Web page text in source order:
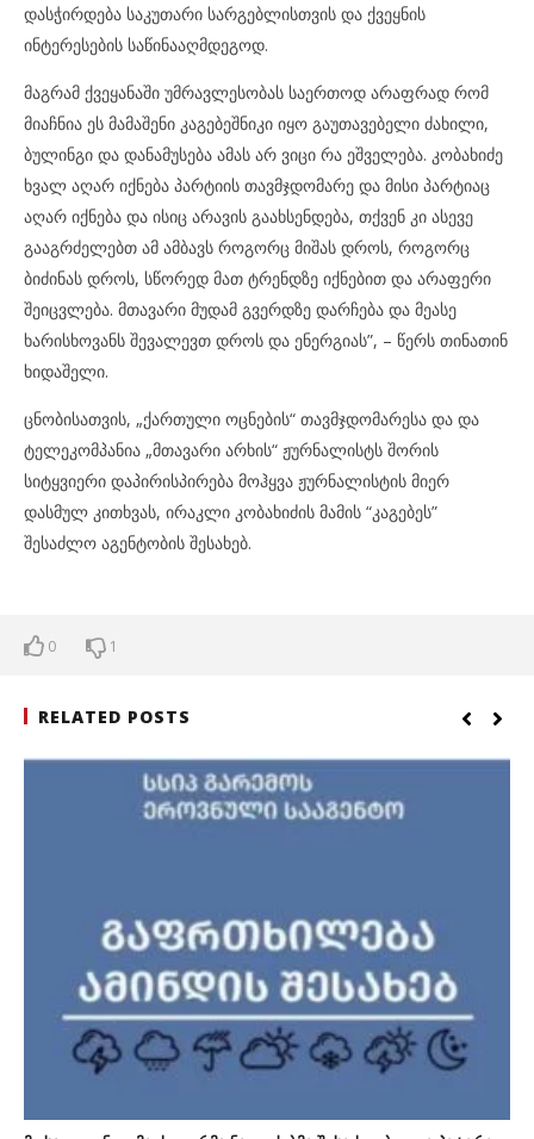
დასჭირდება საკუთარი სარგებლისთვის და ქვეყნის
ინტერესების საწინააღმდეგოდ.
მაგრამ ქვეყანაში უმრავლესობას საერთოდ არაფრად რომ
მიაჩნია ეს მამაშენი კაგებეშნიკი იყო გაუთავებელი ძახილი,
ბულინგი და დანამუსება ამას არ ვიცი რა ეშველება. კობახიძე
ხვალ აღარ იქნება პარტიის თავმჯდომარე და მისი პარტიაც
აღარ იქნება და ისიც არავის გაახსენდება, თქვენ კი ასევე
გააგრძელებთ ამ ამბავს როგორც მიშას დროს, როგორც
ბიძინას დროს, სწორედ მათ ტრენდზე იქნებით და არაფერი
შეიცვლება. მთავარი მუდამ გვერდზე დარჩება და მეასე
ხარისხოვანს შევალევთ დროს და ენერგიას”, – წერს თინათინ
ხიდაშელი.
ცნობისათვის, „ქართული ოცნების“ თავმჯდომარესა და და
ტელეკომპანია „მთავარი არხის“ ჟურნალისტს შორის
სიტყვიერი დაპირისპირება მოჰყვა ჟურნალისტის მიერ
დასმულ კითხვას, ირაკლი კობახიძის მამის “კაგებეს”
შესაძლო აგენტობის შესახებ.
0 1
RELATED POSTS